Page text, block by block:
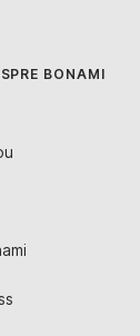
BONAMI